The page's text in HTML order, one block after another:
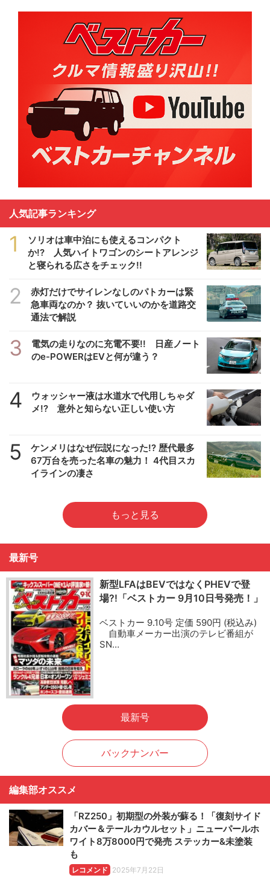
人気記事ランキング
1
ソリオは車中泊にも使えるコンパクト
か!? 人気ハイトワゴンのシートアレンジ
と寝られる広さをチェック!!
2
赤灯だけでサイレンなしのパトカーは緊
急車両なのか？ 抜いていいのかを道路交
通法で解説
3
電気の走りなのに充電不要!! 日産ノート
のe-POWERはEVと何が違う？
4
ウォッシャー液は水道水で代用しちゃダ
メ!? 意外と知らない正しい使い方
5
ケンメリはなぜ伝説になった!? 歴代最多
67万台を売った名車の魅力！ 4代目スカ
イラインの凄さ
もっと見る
最新号
新型LFAはBEVではなくPHEVで登
場?!「ベストカー 9月10日号発売！」
ベストカー 9.10号 定価 590円 (税込み)
自動車メーカー出演のテレビ番組が
SN…
最新号
バックナンバー
編集部オススメ
「RZ250」初期型の外装が蘇る！「復刻サイド
カバー＆テールカウルセット」ニューパールホ
ワイト8万8000円で発売 ステッカー&未塗装
も
レコメンド 2025年7月22日